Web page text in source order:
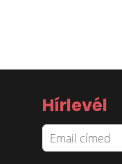
Hírlevél